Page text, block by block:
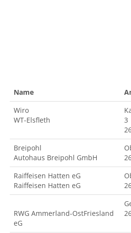
Name
Wiro
WT-Elsfleth
3
Breipohl
Autohaus Breipohl GmbH
Raiffeisen Hatten eG
Raiffeisen Hatten eG
RWG Ammerland-OstFriesland
eG